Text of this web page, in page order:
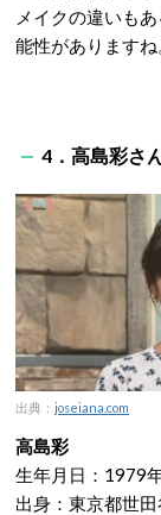
メイクの違いも
能性がありますね
4．高島彩さ
出典： joseiana.com
高島彩
生年月日：1979
出身：東京都世田